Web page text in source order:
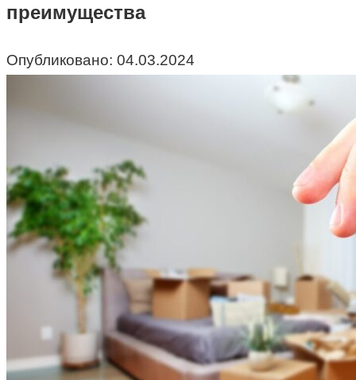
преимущества
Опубликовано: 04.03.2024